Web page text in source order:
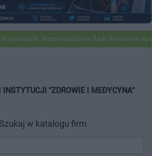
granicach. Rozporządzenie Rady Ministrów
INSTYTUCJI "ZDROWIE I MEDYCYNA"
Szukaj w katalogu firm